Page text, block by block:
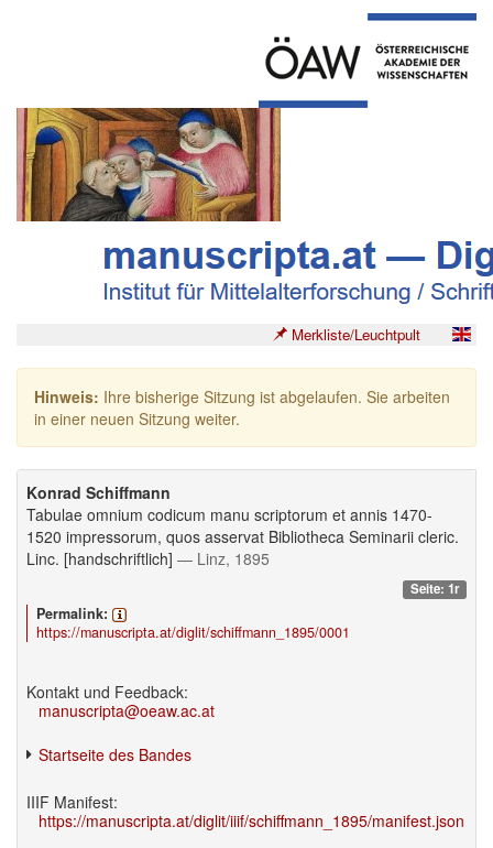
Merkliste/Leuchtpult
Hinweis: Ihre bisherige Sitzung ist abgelaufen. Sie arbeiten
in einer neuen Sitzung weiter.
Konrad Schiffmann
Tabulae omnium codicum manu scriptorum et annis 1470-
1520 impressorum, quos asservat Bibliotheca Seminarii cleric.
Linc. [handschriftlich] — Linz, 1895
Seite: 1r
Permalink:
https://manuscripta.at/diglit/schiffmann_1895/0001
Kontakt und Feedback:
manuscripta@oeaw.ac.at
Startseite des Bandes
IIIF Manifest:
https://manuscripta.at/diglit/iiif/schiffmann_1895/manifest.json